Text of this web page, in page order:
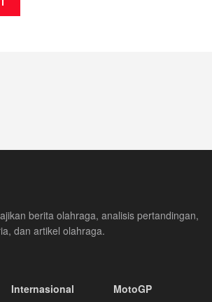
berita olahraga, analisis pertandingan,
dan artikel olahraga.
Internasional
MotoGP